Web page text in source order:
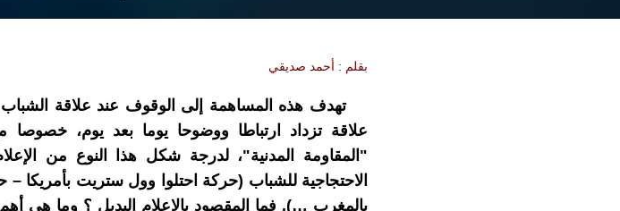
بقلم : أحمد صديقي
تهدف هذه المساهمة إلى الوقوف عند علاقة
علاقة تزداد ارتباطا ووضوحا يوما بعد يوم،
"المقاومة المدنية"، لدرجة شكل هذا النوع من
بالمغرب …). فما المقصود بالإعلام البديل ؟ وما هي